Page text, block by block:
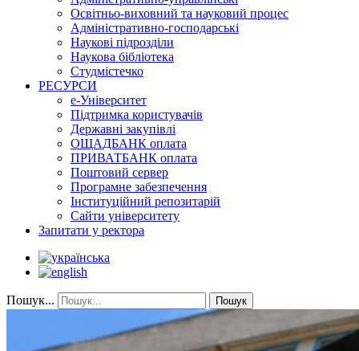
Освітньо-виховний та науковий процес
Адміністративно-господарські
Наукові підрозділи
Наукова бібліотека
Студмістечко
РЕСУРСИ
е-Університет
Підтримка користувачів
Державні закупівлі
ОЩАДБАНК оплата
ПРИВАТБАНК оплата
Поштовий сервер
Програмне забезпечення
Інституційний репозитарій
Сайти університету
Запитати у ректора
Пошук... Пошук